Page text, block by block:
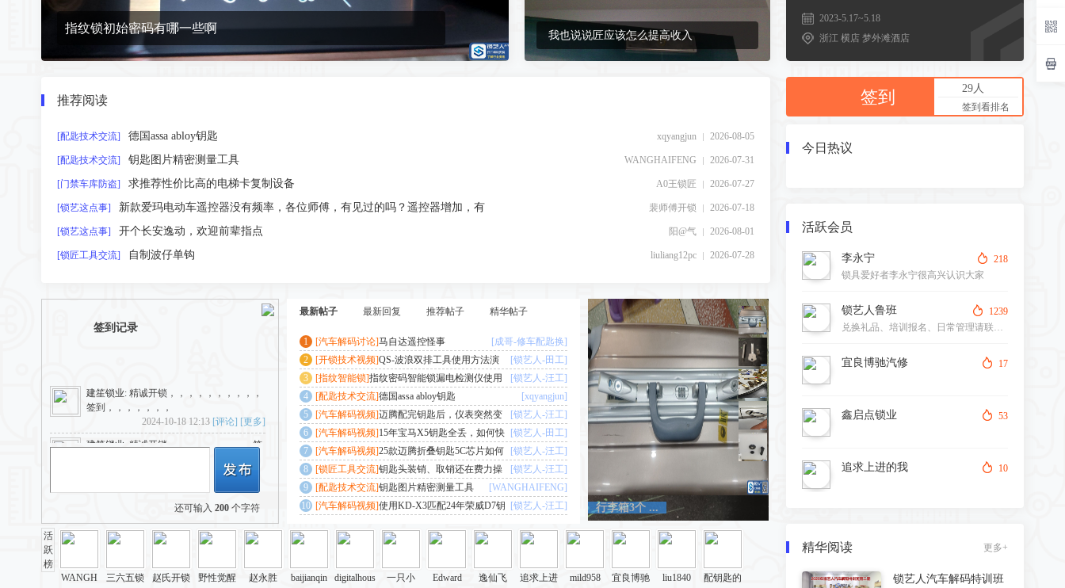
有没人用过这套工具
我也说说匠应该怎么提高收入
2023-5.17~5.18
浙江 横店 梦外滩酒店
推荐阅读
liuliang12pc 2026-07-28
王力固力亚萨合莱双排卡巴，用侧勾开启.
[汽车解码视频] 大众MQB495C的钥匙如何拆解 锁艺人-汪工 2026-07-17
[配匙技术交流] 德国assa abloy钥匙 xqyangjun 2026-08-05
[配匙技术交流] 钥匙图片精密测量工具 WANGHAIFENG 2026-07-31
[门禁车库防盗] 求推荐性价比高的电梯卡复制设备 A0王锁匠 2026-07-27
[锁艺这点事] 新款爱玛电动车遥控器没有频率，各位师傅，有见过的吗？遥控器增加，有 裴师傅开锁 2026-07-18
[锁艺这点事] 开个长安逸动，欢迎前辈指点 阳@气 2026-08-01
[民用锁艺交流] 王力固力亚萨合莱双排卡巴，用侧勾开启. 认真的雪 2026-07-24
[配匙技术交流] 适用于春风无极张雪摩托车内铣槽个性钥匙胚 工具制造者 2026-07-25
2026-07-21
签到记录
建笙锁业
: 精诚开锁，，，，，，，，，，
签到，，，，，，，
2024-10-18 12:13 [评论] [更多]
: 签到，，，，，，
2024-11-23 11:54 [评论] [更多]
还可输入 200 个字符 行李箱3个 ...
最新帖子 最新回复 推荐帖子 精华帖子
热门主题 [成哥-修车配匙换]
[汽车解码讨论]马自达遥控怪事
[锁艺人-田工]
[开锁技术视频]QS-波浪双排工具使用方法演
示
[锁艺人-汪工]
[指纹智能锁]指纹密码智能锁漏电检测仪使用
说明
[xqyangjun]
[配匙技术交流]德国assa abloy钥匙
[锁艺人-汪工]
[汽车解码视频]迈腾配完钥匙后，仪表突然变
成英文的，如何正确处理？
[锁艺人-田工]
[汽车解码视频]15年宝马X5钥匙全丢，如何快
速匹配？
[锁艺人-汪工]
[汽车解码视频]25款迈腾折叠钥匙5C芯片如何
匹配？
[锁艺人-汪工]
[锁匠工具交流]钥匙头装销、取销还在费力操
作？
[WANGHAIFENG]
[配匙技术交流]钥匙图片精密测量工具
[锁艺人-汪工]
[汽车解码视频]使用KD-X3匹配24年荣威D7钥
活
跃
榜
WANGH
三六五锁
赵氏开锁 野性觉醒 赵永胜 baijianqin
digitalhous
一只小
Edward 逸仙飞
追求上进
mild958
宜良博驰
liu1840
配钥匙的
签到 29人
签到看排名
今日热议
活跃会员
李永宁
218
锁具爱好者李永宁很高兴认识大家
锁艺人鲁班
1239
兑换礼品、培训报名、日常管理请联系15109277265
宜良博驰汽修 17
鑫启点锁业 53
追求上进的我 10
精华阅读 更多+
锁艺人汽车解码特训班